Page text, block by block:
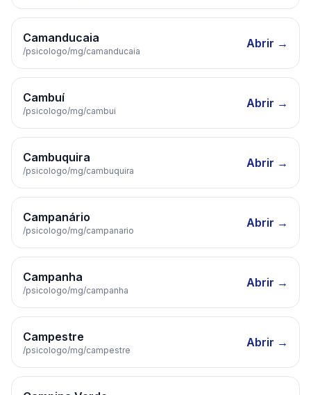
Camanducaia
/psicologo/mg/camanducaia
Abrir →
Cambuí
/psicologo/mg/cambui
Abrir →
Cambuquira
/psicologo/mg/cambuquira
Abrir →
Campanário
/psicologo/mg/campanario
Abrir →
Campanha
/psicologo/mg/campanha
Abrir →
Campestre
/psicologo/mg/campestre
Abrir →